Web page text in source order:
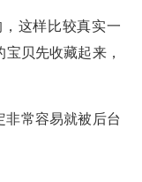
这样比较真实一
贝先收藏起来，
非常容易就被后台